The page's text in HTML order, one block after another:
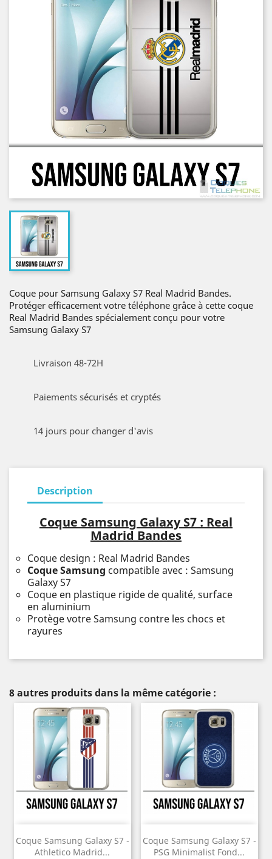
Coque pour Samsung Galaxy S7 Real Madrid Bandes.
Protéger efficacement votre téléphone grâce à cette coque
Real Madrid Bandes spécialement conçu pour votre
Samsung Galaxy S7
Livraison 48-72H
Paiements sécurisés et cryptés
14 jours pour changer d'avis
Description
Coque Samsung Galaxy S7 : Real
Madrid Bandes
Coque design : Real Madrid Bandes
Coque Samsung compatible avec : Samsung
Galaxy S7
Coque en plastique rigide de qualité, surface
en aluminium
Protège votre Samsung contre les chocs et
rayures
8 autres produits dans la même catégorie :
Coque Samsung Galaxy S7 -
Athletico Madrid...
Coque Samsung Galaxy S7 -
PSG Minimalist Fond...